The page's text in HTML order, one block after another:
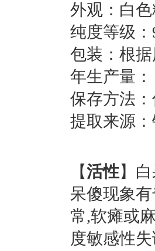
外观：白
纯度等级：
包装：根
年生产量：
保存方法
提取来源
【活性】
呆傻现象
常,软瘫或
度敏感性